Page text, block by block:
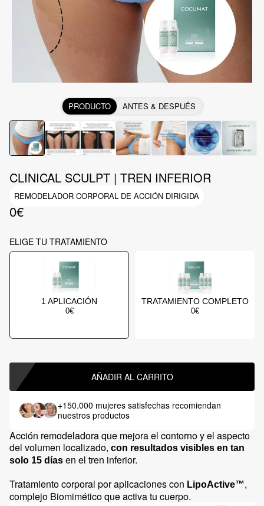
PRODUCTO ANTES & DESPUÉS
CLINICAL SCULPT | TREN INFERIOR
REMODELADOR CORPORAL DE ACCIÓN DIRIGIDA
0€
ELIGE TU TRATAMIENTO
1 APLICACIÓN
0€
TRATAMIENTO COMPLETO
0€
AÑADIR AL CARRITO
+150.000 mujeres satisfechas recomiendan
nuestros productos
Acción remodeladora que mejora el contorno y el aspecto
del volumen localizado, con resultados visibles en tan
solo 15 días en el tren inferior.
Tratamiento corporal por aplicaciones con LipoActive™,
complejo Biomimético que activa tu cuerpo.